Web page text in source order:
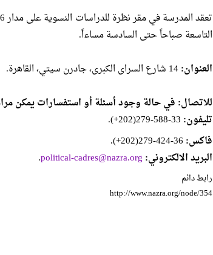
التاسعة صباحاً حتى السادسة مساءاً.
العنوان:
للاتصال: في حالة وجود أسئلة أو استفسارات يمكن
تليفون:
فاكس:
البريد الالكتروني:political-cadres@nazra.org
.
رابط دائم
http://www.nazra.org/node/354